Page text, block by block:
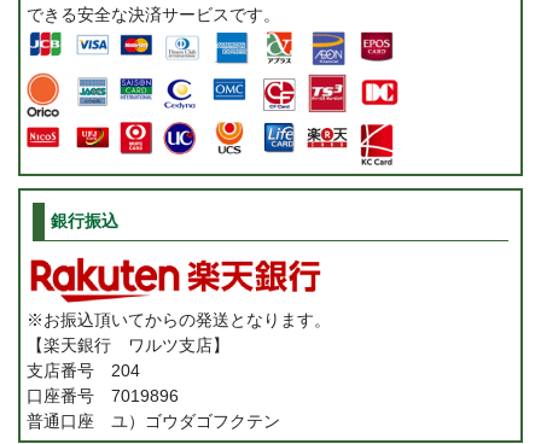
できる安全な決済サービスです。
銀行振込
※お振込頂いてからの発送となります。
【楽天銀行 ワルツ支店】
支店番号 204
口座番号 7019896
普通口座 ユ）ゴウダゴフクテン